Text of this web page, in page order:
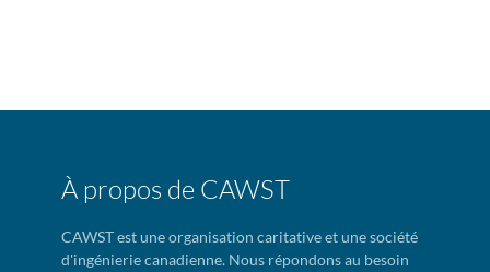
À propos de CAWST
CAWST est une organisation caritative et une société
d'ingénierie canadienne. Nous répondons au besoin